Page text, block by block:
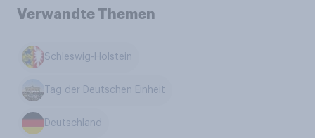
Verwandte Themen
Schleswig-Holstein
Tag der Deutschen Einheit
Deutschland